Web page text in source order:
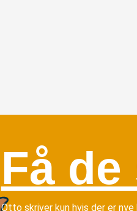
Få
Otto skriver kun hvis der er